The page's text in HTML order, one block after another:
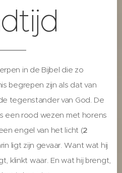
in de Bijbel die zo
begrepen zijn als dat van
tegenstander van God. De
een rood wezen met horens
engel van het licht (2
ligt zijn gevaar. Want wat hij
klinkt waar. En wat hij brengt,